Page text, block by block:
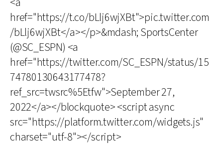
href="https://t.co/bLlj6wjXBt">pic.twitter.com
/bLlj6wjXBt</a></p>&mdash; SportsCenter
(@SC_ESPN) <a
href="https://twitter.com/SC_ESPN/status/15
74780130643177478?
ref_src=twsrc%5Etfw">September 27,
2022</a></blockquote> <script async
src="https://platform.twitter.com/widgets.js"
charset="utf-8"></script>